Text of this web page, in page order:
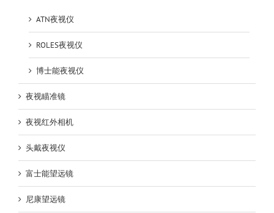
ATN夜视仪
ROLES夜视仪
博士能夜视仪
夜视瞄准镜
夜视红外相机
头戴夜视仪
富士能望远镜
尼康望远镜